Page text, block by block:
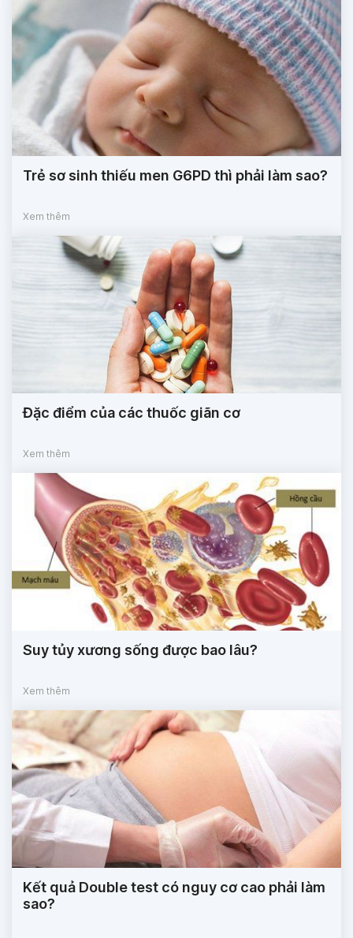
Trẻ sơ sinh thiếu men G6PD thì phải làm sao?
Xem thêm
Đặc điểm của các thuốc giãn cơ
Xem thêm
Suy tủy xương sống được bao lâu?
Xem thêm
Kết quả Double test có nguy cơ cao phải làm
sao?